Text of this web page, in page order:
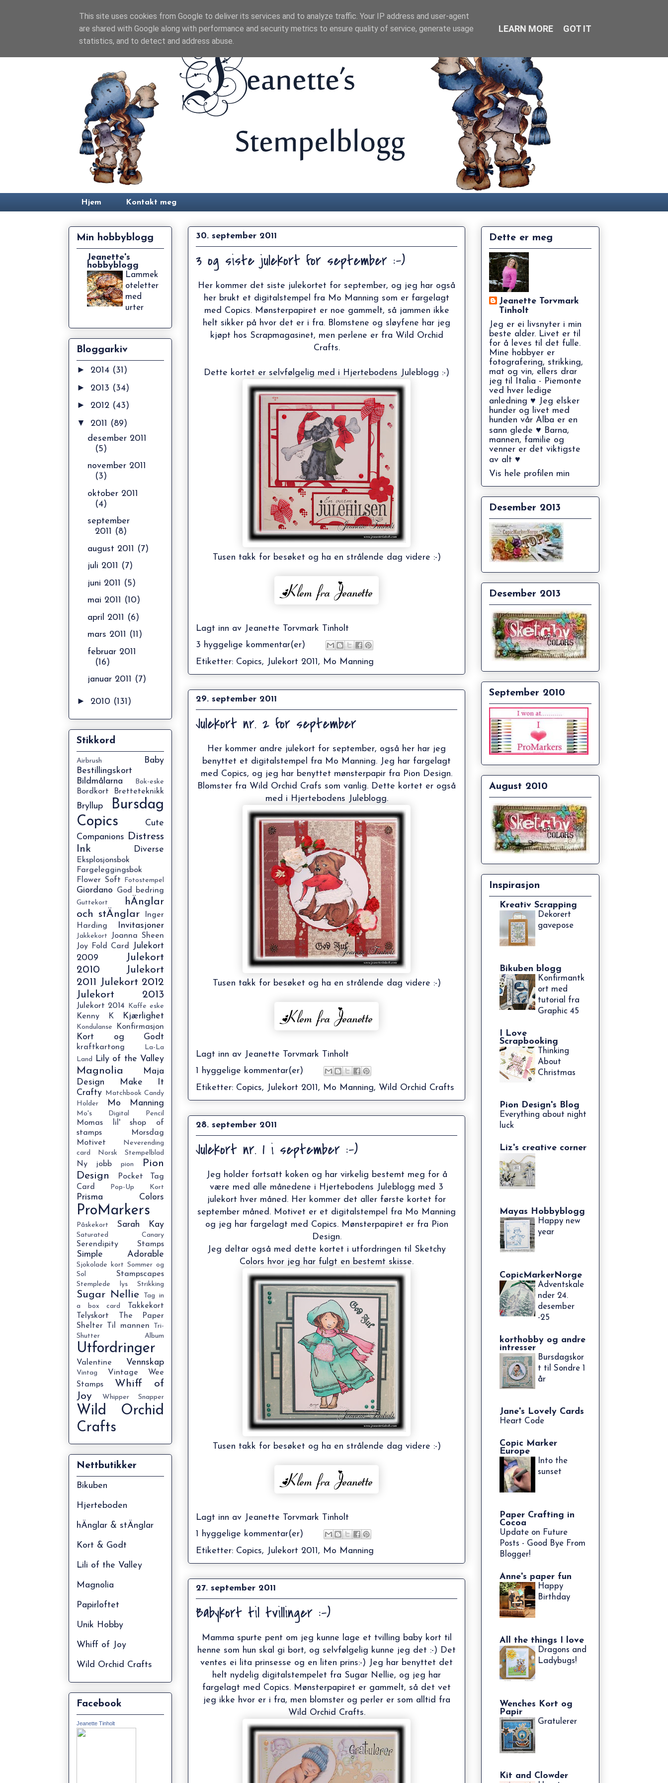
Hjem Kontakt meg
30. september 2011
3 og siste julekort for september :-)
Her kommer det siste julekortet for september, og jeg har også
her brukt et digitalstempel fra Mo Manning som er fargelagt
med Copics. Mønsterpapiret er noe gammelt, så jammen ikke
helt sikker på hvor det er i fra. Blomstene og sløyfene har jeg
kjøpt hos Scrapmagasinet, men perlene er fra Wild Orchid
Crafts.
Dette kortet er selvfølgelig med i Hjertebodens Juleblogg :-)
Tusen takk for besøket og ha en strålende dag videre :-)
Lagt inn av Jeanette Torvmark Tinholt
3 hyggelige kommentar(er)
Etiketter: Copics, Julekort 2011, Mo Manning
29. september 2011
Julekort nr. 2 for september
Her kommer andre julekort for september, også her har jeg
benyttet et digitalstempel fra Mo Manning. Jeg har fargelagt
med Copics, og jeg har benyttet mønsterpapir fra Pion Design.
Blomster fra Wild Orchid Crafs som vanlig. Dette kortet er også
med i Hjertebodens Juleblogg.
Tusen takk for besøket og ha en strålende dag videre :-)
Lagt inn av Jeanette Torvmark Tinholt
1 hyggelige kommentar(er)
Etiketter: Copics, Julekort 2011, Mo Manning, Wild Orchid Crafts
28. september 2011
Julekort nr. 1 i september :-)
Jeg holder fortsatt koken og har virkelig bestemt meg for å
være med alle månedene i Hjertebodens Juleblogg med 3
julekort hver måned. Her kommer det aller første kortet for
september måned. Motivet er et digitalstempel fra Mo Manning
og jeg har fargelagt med Copics. Mønsterpapiret er fra Pion
Design.
Jeg deltar også med dette kortet i utfordringen til Sketchy
Colors hvor jeg har fulgt en bestemt skisse.
Tusen takk for besøket og ha en strålende dag videre :-)
Lagt inn av Jeanette Torvmark Tinholt
1 hyggelige kommentar(er)
Etiketter: Copics, Julekort 2011, Mo Manning
27. september 2011
Babykort til tvillinger :-)
Mamma spurte pent om jeg kunne lage et tvilling baby kort til
henne som hun skal gi bort, og selvfølgelig kunne jeg det :-) Det
ventes ei lita prinsesse og en liten prins:-) Jeg har benyttet det
helt nydelig digitalstempelet fra Sugar Nellie, og jeg har
fargelagt med Copics. Mønsterpapiret er gammelt, så det vet
jeg ikke hvor er i fra, men blomster og perler er som alltid fra
Wild Orchid Crafts.
Min hobbyblogg
Jeanette's
hobbyblogg
Lammek
oteletter
med
urter
Bloggarkiv
► 2014 (31)
► 2013 (34)
► 2012 (43)
▼ 2011
(89)
desember 2011
(5)
november 2011
(3)
oktober 2011
(4)
september
2011 (8)
august 2011
(7)
juli 2011 (7)
juni 2011
(5)
mai 2011 (10)
april 2011
(6)
mars 2011 (11)
februar 2011
(16)
januar 2011 (7)
► 2010 (131)
Stikkord
Airbrush
Baby
Bestillingskort
Bildmålarna
Bok-eske
Bordkort Bretteteknikk
Bryllup
Bursdag
Copics
Cute
Companions
Distress
Ink
Diverse
Eksplosjonsbok
Fargeleggingsbok
Flower Soft
Fotostempel
Giordano God bedring
Guttekort
hÄnglar
och stÄnglar
Inger
Harding
Invitasjoner
Jakkekort
Joanna Sheen
Joy Fold Card
Julekort
2009
Julekort
2010
Julekort
2011
Julekort 2012
Julekort 2013
Julekort 2014 Kaffe eske
Kenny K Kjærlighet
Kondulanse Konfirmasjon
Kort og Godt
kraftkartong
La-La
Land
Lily of the Valley
Magnolia
Maja
Design
Make It
Crafty Matchbook Candy
Holder
Mo Manning
Mo's Digital Pencil
Momas lil' shop of
stamps
Morsdag
Motivet
Neverending
card
Norsk Stempelblad
Ny jobb pion
Pion
Design
Pocket Tag
Card
Pop-Up Kort
Prisma Colors
ProMarkers
Påskekort Sarah Kay
Saturated Canary
Serendipity Stamps
Simple Adorable
Sjokolade kort Sommer og
Sol
Stampscapes
Stemplede lys Strikking
Sugar Nellie
Tag in
a box card
Takkekort
Telyskort
The Paper
Shelter
Til mannen
Tri-
Shutter Album
Utfordringer
Valentine Vennskap
Vintag Vintage
Wee
Stamps
Whiff of
Joy
Whipper Snapper
Wild Orchid
Crafts
Nettbutikker
Bikuben
Hjerteboden
hÄnglar & stÄnglar
Kort & Godt
Lili of the Valley
Magnolia
Papirloftet
Unik Hobby
Whiff of Joy
Wild Orchid Crafts
Facebook
Jeanette Tinholt
Dette er meg
Jeanette Torvmark
Tinholt
Jeg er ei livsnyter i min
beste alder. Livet er til
for å leves til det fulle.
Mine hobbyer er
fotografering, strikking,
mat og vin, ellers drar
jeg til Italia - Piemonte
ved hver ledige
anledning ♥ Jeg elsker
hunder og livet med
hunden vår Alba er en
sann glede ♥ Barna,
mannen, familie og
venner er det viktigste
av alt ♥
Vis hele profilen min
Desember 2013
Desember 2013
September 2010
August 2010
Inspirasjon
Kreativ Scrapping
Dekorert
gavepose
Bikuben blogg
Konfirmantk
ort med
tutorial fra
Graphic 45
I Love
Scrapbooking
Thinking
About
Christmas
Pion Design's Blog
Everything about night
luck
Liz's creative corner
Mayas Hobbyblogg
Happy new
year
CopicMarkerNorge
Adventskale
nder 24.
desember
-25
korthobby og andre
intresser
Bursdagskor
t til Sondre 1
år
Jane's Lovely Cards
Heart Code
Copic Marker
Europe
Into the
sunset
Paper Crafting in
Cocoa
Update on Future
Posts - Good Bye From
Blogger!
Anne's paper fun
Happy
Birthday
All the things I love
Dragons and
Ladybugs!
Wenches Kort og
Papir
Gratulerer
Kit and Clowder
This site uses cookies from Google to deliver its services and to analyze traffic. Your IP address and user-agent
are shared with Google along with performance and security metrics to ensure quality of service, generate usage
statistics, and to detect and address abuse.
LEARN MORE GOT IT